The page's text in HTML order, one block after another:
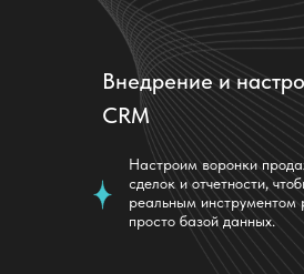
Внедрение и
CRM
Настроим воронки
сделок и отчетности,
реальным инструментом
просто базой данных.